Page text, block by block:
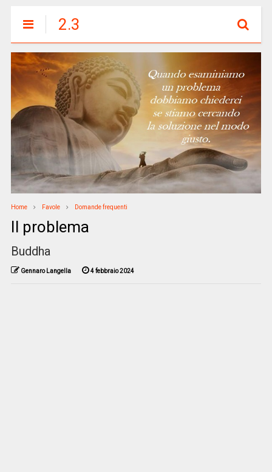
2.3
Home Favole Domande frequenti
Il problema
Buddha
Gennaro Langella 4 febbraio 2024